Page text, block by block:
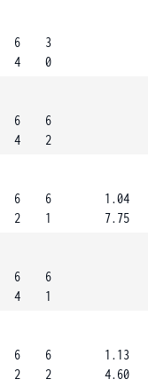
6
4
3
0
6
4
6
2
6
2
6
1
1.04
7.75
6
4
6
1
6
2
6
2
1.13
4.60